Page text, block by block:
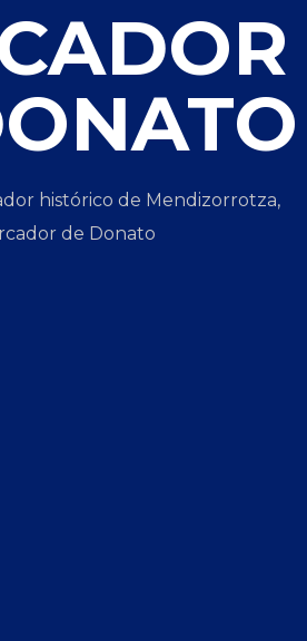
histórico de Mendizorrotza,
de Donato